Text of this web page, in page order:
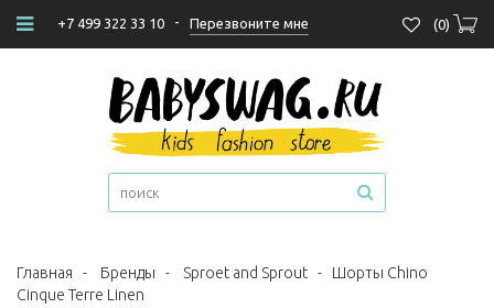
+7 499 322 33 10 - Перезвоните мне (0)
Главная - Бренды - Sproet and Sprout - Шорты Chino
Cinque Terre Linen